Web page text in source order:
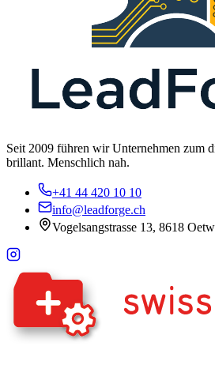
Seit 2009 führen wir Unternehmen zum
brillant. Menschlich nah.
+41 44 420 10 10
info@leadforge.ch
Vogelsangstrasse 13, 8618